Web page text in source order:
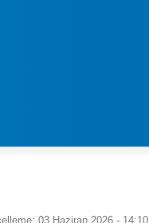
03 Haziran 2026 - 14:10